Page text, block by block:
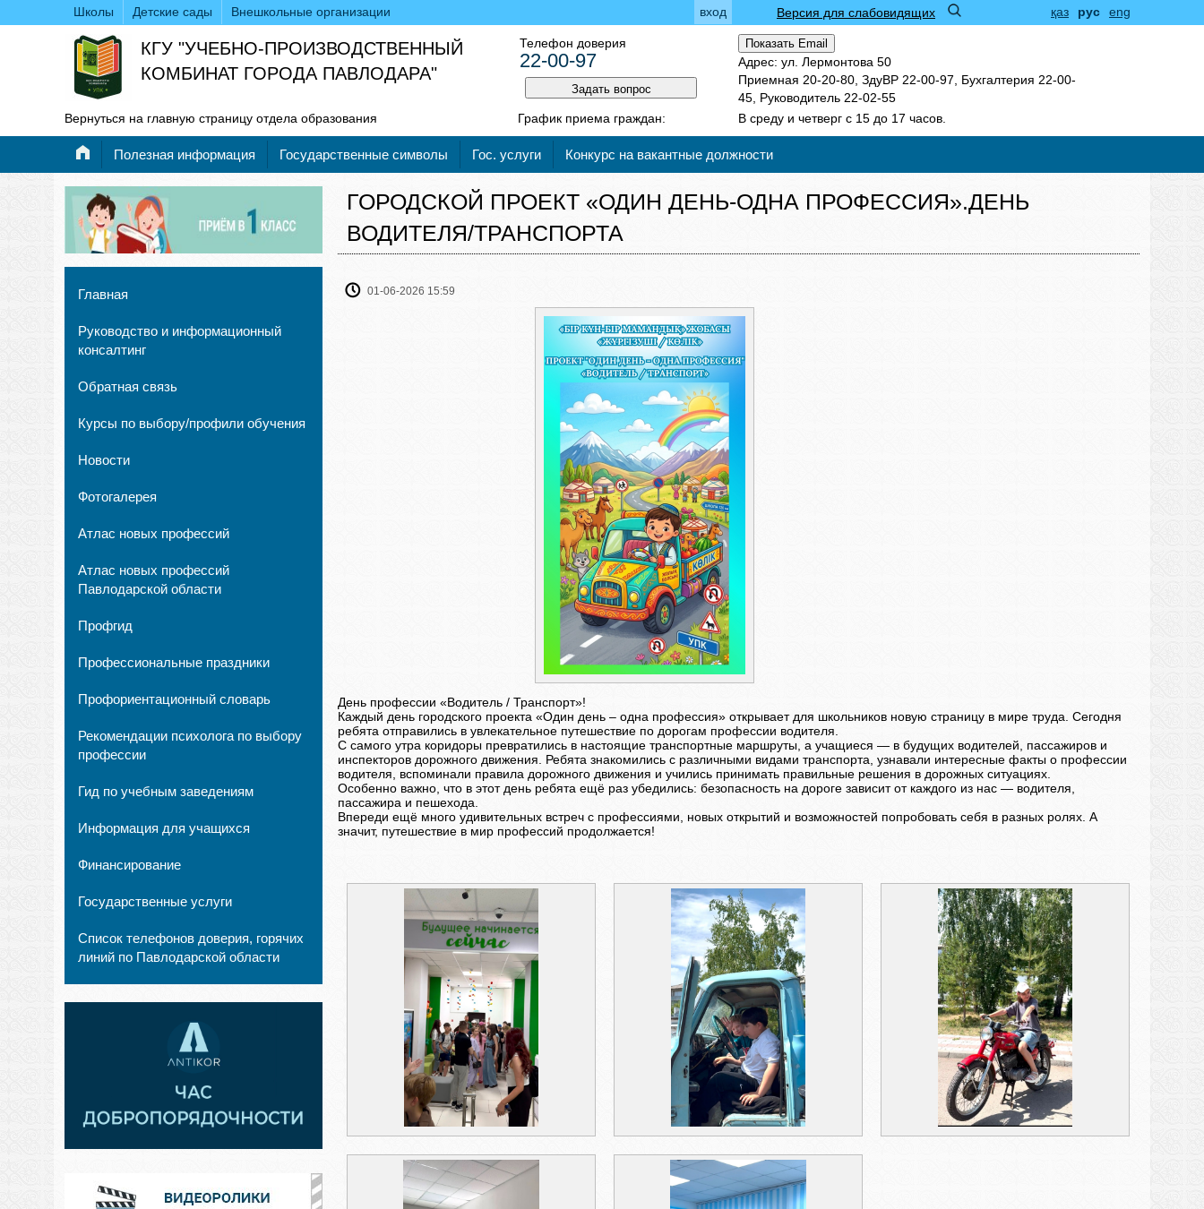
Школы Детские сады Внешкольные организации қаз рус eng
Версия для слабовидящих
вход
КГУ "УЧЕБНО-ПРОИЗВОДСТВЕННЫЙ
КОМБИНАТ ГОРОДА ПАВЛОДАРА"
Телефон доверия
22-00-97
Задать вопрос
Показать Email
Адрес: ул. Лермонтова 50
Приемная 20-20-80, ЗдуВР 22-00-97, Бухгалтерия 22-00-
45, Руководитель 22-02-55
Вернуться на главную страницу отдела образования
График приема граждан: В среду и четверг с 15 до 17 часов.
Полезная информация Государственные символы Гос. услуги Конкурс на вакантные должности
Главная
Руководство и информационный
консалтинг
Обратная связь
Курсы по выбору/профили обучения
Новости
Фотогалерея
Атлас новых профессий
Атлас новых профессий
Павлодарской области
Профгид
Профессиональные праздники
Профориентационный словарь
Рекомендации психолога по выбору
профессии
Гид по учебным заведениям
Информация для учащихся
Финансирование
Государственные услуги
Список телефонов доверия, горячих
линий по Павлодарской области
ГОРОДСКОЙ ПРОЕКТ «ОДИН ДЕНЬ-ОДНА ПРОФЕССИЯ».ДЕНЬ
ВОДИТЕЛЯ/ТРАНСПОРТА
01-06-2026 15:59
День профессии «Водитель / Транспорт»!
Каждый день городского проекта «Один день – одна профессия» открывает для школьников новую страницу в мире труда. Сегодня
ребята отправились в увлекательное путешествие по дорогам профессии водителя.
С самого утра коридоры превратились в настоящие транспортные маршруты, а учащиеся — в будущих водителей, пассажиров и
инспекторов дорожного движения. Ребята знакомились с различными видами транспорта, узнавали интересные факты о профессии
водителя, вспоминали правила дорожного движения и учились принимать правильные решения в дорожных ситуациях.
Особенно важно, что в этот день ребята ещё раз убедились: безопасность на дороге зависит от каждого из нас — водителя,
пассажира и пешехода.
Впереди ещё много удивительных встреч с профессиями, новых открытий и возможностей попробовать себя в разных ролях. А
значит, путешествие в мир профессий продолжается!